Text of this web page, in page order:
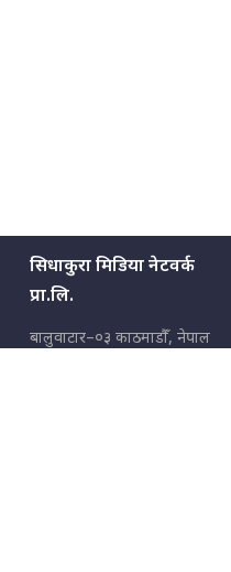
सिधाकुरा मिडिया नेटवर्क
प्रा.लि.
बालुवाटार–०३ काठमाडौँ, नेपाल